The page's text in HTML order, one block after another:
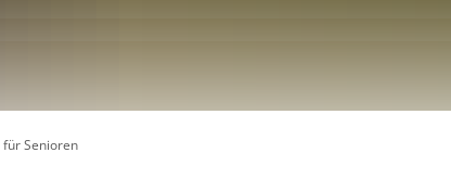
für Senioren